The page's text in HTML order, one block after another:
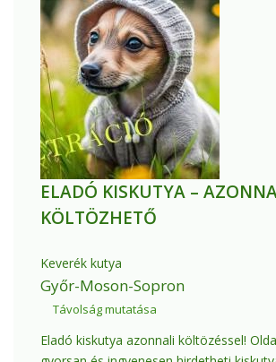
ELADÓ KISKUTYA –
KÖLTÖZHETŐ
Keverék kutya
Győr-Moson-Sopron
Távolság mutatása
Eladó kiskutya azonnali költözéssel!